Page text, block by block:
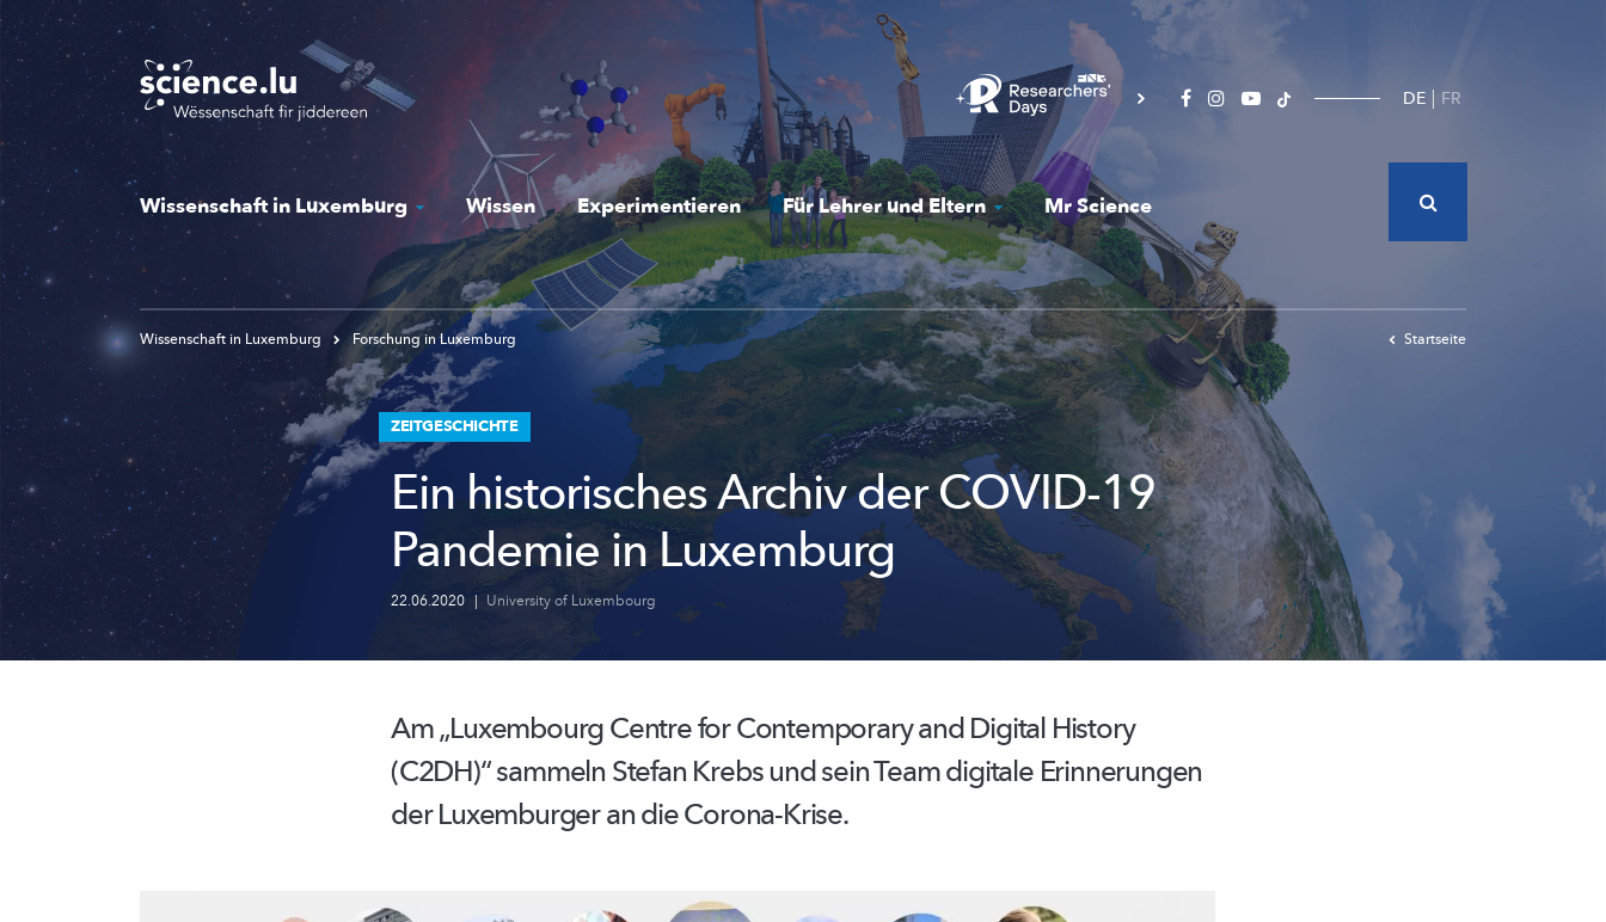
Skip
to
main
content
DE FR
Wissenschaft in Luxemburg Wissen Experimentieren Für Lehrer und Eltern Mr Science
Wissenschaft in Luxemburg Forschung in Luxemburg Startseite
ZEITGESCHICHTE
Ein historisches Archiv der COVID-19
Pandemie in Luxemburg
22.06.2020 | University of Luxembourg
Am „Luxembourg Centre for Contemporary and Digital History
(C2DH)“ sammeln Stefan Krebs und sein Team digitale Erinnerungen
der Luxemburger an die Corona-Krise.